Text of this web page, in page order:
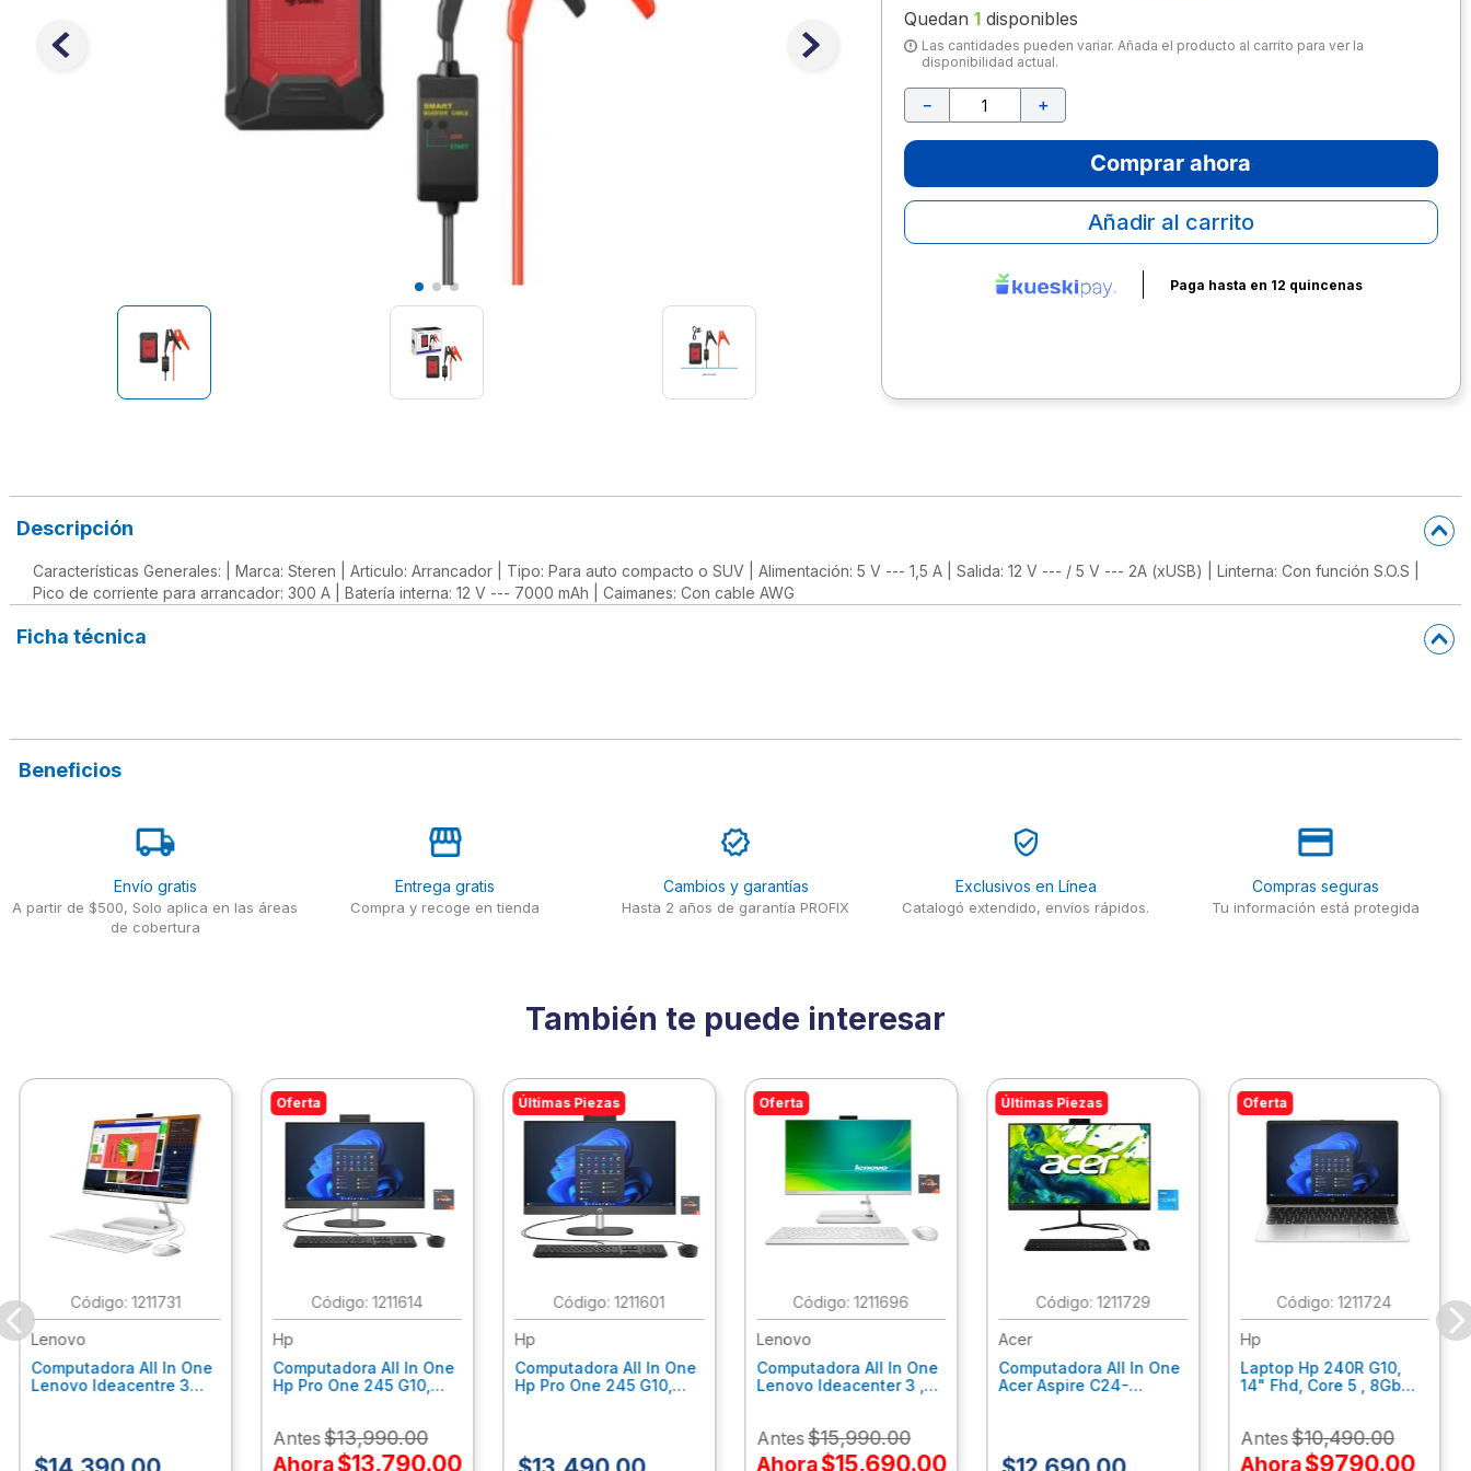
Quedan 1disponibles
Las cantidades pueden variar. Añada el producto al carrito para ver la
disponibilidad actual.
＋
－
Comprar ahora
Añadir al carrito
Paga hasta en 12 quincenas
Descripción
Características Generales: | Marca: Steren | Articulo: Arrancador | Tipo: Para auto compacto o SUV | Alimentación: 5 V --- 1,5 A | Salida: 12 V --- / 5 V --- 2A (xUSB) | Linterna: Con función S.O.S |
Pico de corriente para arrancador: 300 A | Batería interna: 12 V --- 7000 mAh | Caimanes: Con cable AWG
Ficha técnica
Beneficios
Envío gratis
A partir de $500, Solo aplica en las áreas
de cobertura
Entrega gratis
Compra y recoge en tienda
Cambios y garantías
Hasta 2 años de garantía PROFIX
Exclusivos en Línea
Catalogó extendido, envíos rápidos.
Compras seguras
Tu información está protegida
También te puede interesar
:1211731
Lenovo
Computadora All In One
Lenovo Ideacentre 3
F0G1014Ald
Oferta
:1211614
Hp
Computadora All In One
Hp Pro One 245 G10,
Fhd, Win11Home
9P7K6La
Antes$13,990.00
Ahora$13,790.00
Últimas Piezas
:1211601
Hp
Computadora All In One
Hp Pro One 245 G10,
9P7K5La
Oferta
:1211696
Lenovo
Computadora All In One
Lenovo Ideacenter 3 ,
Fhd, Win11 Home
F0G1014Nld
Antes$15,990.00
Ahora$15,690.00
Últimas Piezas
: 1211729
Acer
Computadora All In One
Acer Aspire C24-
Dq.Bmjal.002
Oferta
:1211724
Hp
Laptop Hp 240R G10,
14" Fhd, Core 5 , 8Gb
Antes$10,490.00
Ahora$9790.00
10 . escolar